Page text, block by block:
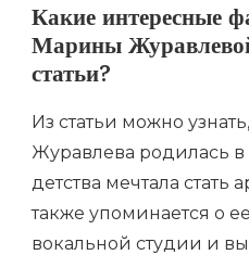
Какие интересные
Марины
статьи?
Из статьи можно
Журавлева родилась
детства мечтала стать
также упоминается о
вокальной студии и